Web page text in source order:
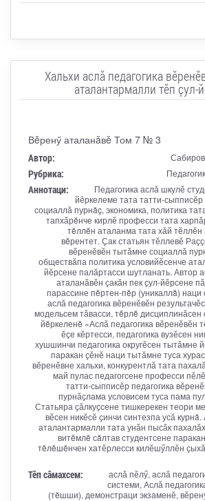
Хальхи аслӑ педагогика
аталантармалли тӗп ҫул-
Вĕренӳ аталанăвĕ Том 7 № 3
Автор:
Рубрика:
Аннотаци:
Педагогика аслӑ шкулӗ
йӗркелеме тата татти-
социаллӑ пурнăç, экономика, политика
тапхӑрĕнче кирлӗ професси тата
тĕллĕн аталанма тата хӑй
вĕрентет. Ҫак статьян тӗллевӗ
вӗренӗвӗн тытӑмне социаллӑ
обществӑпа политика условийӗсенче
йӗрсене палӑртасси шутланать. Автор
аталанӑвӗн ҫакӑн пек ҫул-йӗрсене
парассине пĕртен-пĕр (уникаллă) наци
аслӑ педагогика вӗренӗвӗн
модельсем тӑвасси, тĕрлĕ
йĕркеленĕ «Аслӑ педагогика
ӗҫе кӗртесси, педагогика вузӗсен
хушшинчи педагогика округӗсен тытӑмне
паракан ҫӗнӗ наци тытӑмне туса
вӗренӗвне хальхи, конкурентлӑ тата
май пулас педагогсене професси
татти-сыпписӗр педагогика
пурнӑҫлама условисем туса пама
Статьяра ҫӑлкуҫсене тишкерекен теори
вӗсен никӗсӗ ҫинчи синтезпа усӑ
аталантармалли тата унӑн пысӑк
витĕмлĕ сăлтав студентсене
тĕлĕшĕнчен хатӗрлесси килӗшӳллӗн
Тӗп сӑмахсем:
аслӑ пӗлӳ, аслӑ
системи, Аслӑ
(тĕшши), демонстраци экзаменӗ,